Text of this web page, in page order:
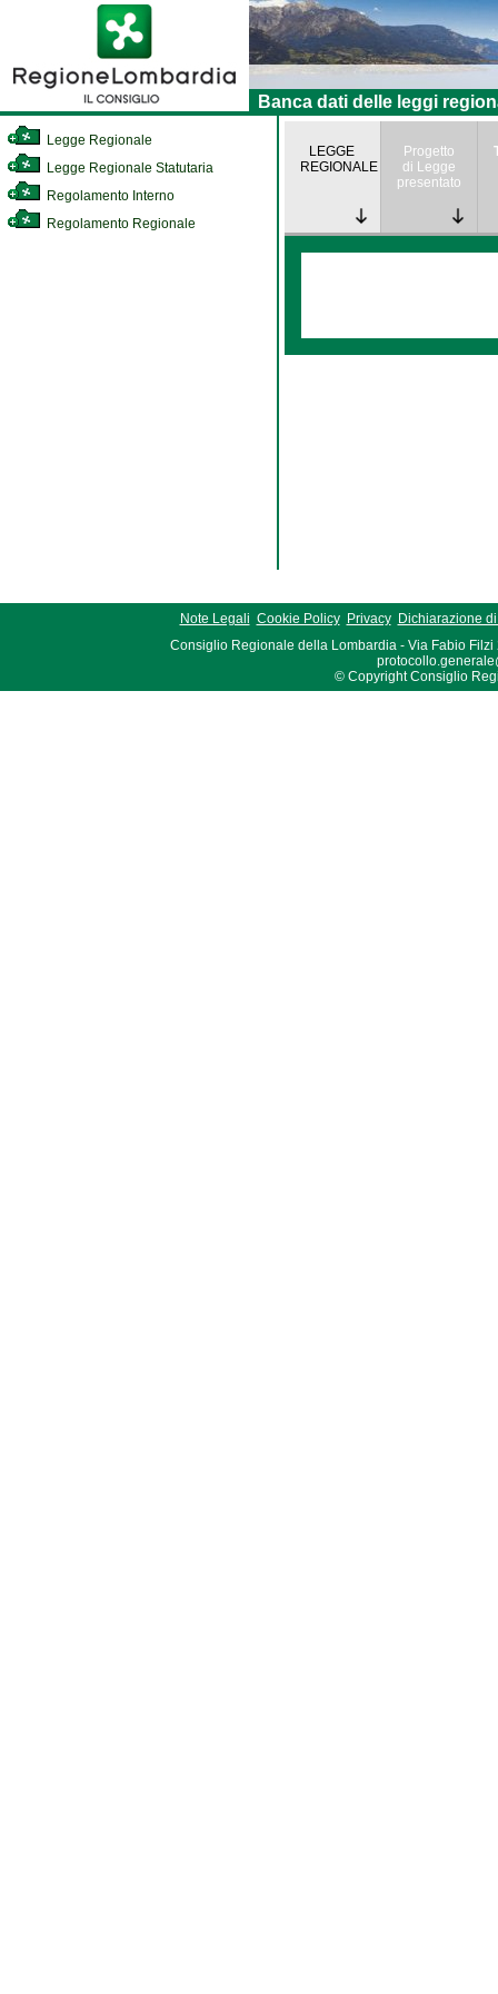
Banca dati delle leggi
Legge Regionale
Legge Regionale Statutaria
Regolamento Interno
Regolamento Regionale
LEGGE
REGIONALE
Progetto
di Legge
presentato
Note Legali Cookie Policy Privacy
Dichiarazione
Consiglio Regionale della Lombardia - Via Fabio Filzi
© Copyright Consiglio